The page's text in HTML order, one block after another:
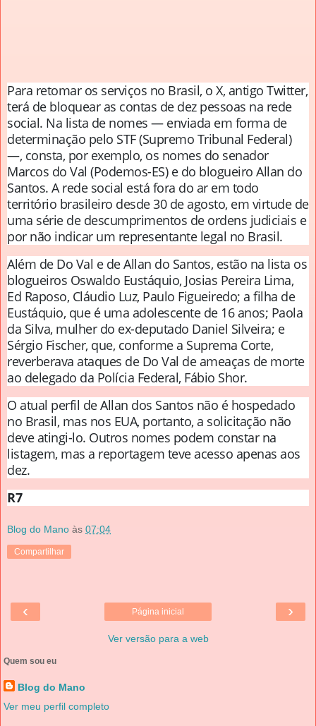
Para retomar os serviços no Brasil, o X, antigo Twitter,
terá de bloquear as contas de dez pessoas na rede
social. Na lista de nomes — enviada em forma de
determinação pelo STF (Supremo Tribunal Federal)
—, consta, por exemplo, os nomes do senador
Marcos do Val (Podemos-ES) e do blogueiro Allan do
Santos. A rede social está fora do ar em todo
território brasileiro desde 30 de agosto, em virtude de
uma série de descumprimentos de ordens judiciais e
por não indicar um representante legal no Brasil.
Além de Do Val e de Allan do Santos, estão na lista os
blogueiros Oswaldo Eustáquio, Josias Pereira Lima,
Ed Raposo, Cláudio Luz, Paulo Figueiredo; a filha de
Eustáquio, que é uma adolescente de 16 anos; Paola
da Silva, mulher do ex-deputado Daniel Silveira; e
Sérgio Fischer, que, conforme a Suprema Corte,
reverberava ataques de Do Val de ameaças de morte
ao delegado da Polícia Federal, Fábio Shor.
O atual perfil de Allan dos Santos não é hospedado
no Brasil, mas nos EUA, portanto, a solicitação não
deve atingi-lo. Outros nomes podem constar na
listagem, mas a reportagem teve acesso apenas aos
dez.
R7
Blog do Mano às 07:04
Compartilhar
‹ ›
Página inicial
Ver versão para a web
Quem sou eu
Blog do Mano
Ver meu perfil completo